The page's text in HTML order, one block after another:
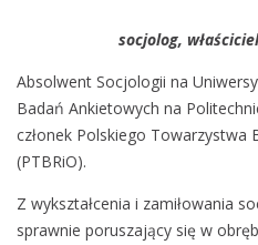
socjolog,
Absolwent Socjologii na
Badań Ankietowych na
członek Polskiego Towarzystwa
(PTBRiO).
Z wykształcenia i zamiłowania
sprawnie poruszający się w